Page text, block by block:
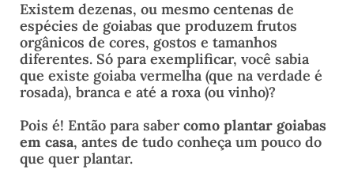
Existem dezenas, ou mesmo centenas de
espécies de goiabas que produzem frutos
orgânicos de cores, gostos e tamanhos
diferentes. Só para exemplificar, você sabia
que existe goiaba vermelha (que na verdade é
rosada), branca e até a roxa (ou vinho)?
Pois é! Então para saber como plantar goiabas
em casa, antes de tudo conheça um pouco do
que quer plantar.